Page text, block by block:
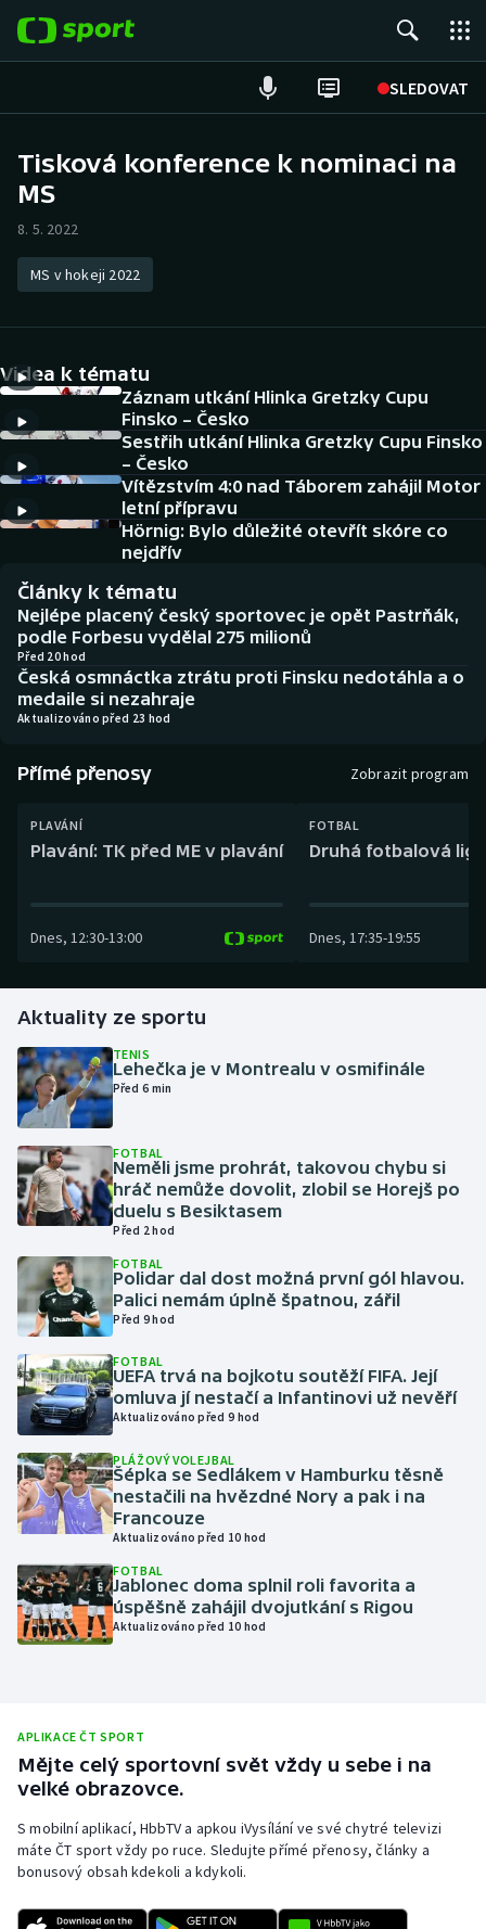
SLEDOVAT
Hokej
Atletika
DALŠÍ SPORTY
Americký fotbal
Baseball a softbal
Biatlon
Boby a skeleton
Box
Curling
Dostihy
Gymnastika
Házená
Jezdectví
Judo
Krasobruslení
Lezení
Lyže a snowboard
Moderní pětiboj
Motorsport
Olympijské hry
Parasport
Plavání
Plážový volejbal
Short track
Sportovní střelba
NEPŘEHLÉDNĚTE
Historické návraty
Aplikace ČT sport
AZ kvíz
Tisková konference k nominaci na
MS
8. 5. 2022
MS v hokeji 2022
Videa k tématu
Záznam utkání Hlinka Gretzky Cupu
Finsko – Česko
Sestřih utkání Hlinka Gretzky Cupu Finsko
– Česko
Vítězstvím 4:0 nad Táborem zahájil Motor
letní přípravu
Hörnig: Bylo důležité otevřít skóre co
nejdřív
Články k tématu
Nejlépe placený český sportovec je opět Pastrňák,
podle Forbesu vydělal 275 milionů
Před 20 hod
Česká osmnáctka ztrátu proti Finsku nedotáhla a o
medaile si nezahraje
Aktualizováno před 23 hod
Přímé přenosy Zobrazit program
PLAVÁNÍ
Plavání: TK před ME v plavání
Dnes, 12:30-13:00
FOTBAL
Druhá fotbalová
Dnes, 17:35-19:55
Aktuality ze sportu
TENIS
Lehečka je v Montrealu v osmifinále
Před 6 min
FOTBAL
Neměli jsme prohrát, takovou chybu si
hráč nemůže dovolit, zlobil se Horejš po
duelu s Besiktasem
Před 2 hod
FOTBAL
Polidar dal dost možná první gól hlavou.
Palici nemám úplně špatnou, zářil
Před 9 hod
FOTBAL
UEFA trvá na bojkotu soutěží FIFA. Její
omluva jí nestačí a Infantinovi už nevěří
Aktualizováno před 9 hod
PLÁŽOVÝ VOLEJBAL
Šépka se Sedlákem v Hamburku těsně
nestačili na hvězdné Nory a pak i na
Francouze
Aktualizováno před 10 hod
FOTBAL
Jablonec doma splnil roli favorita a
úspěšně zahájil dvojutkání s Rigou
Aktualizováno před 10 hod
APLIKACE ČT SPORT
Mějte celý sportovní svět vždy u sebe i na
velké obrazovce.
S mobilní aplikací, HbbTV a apkou iVysílání ve své chytré televizi
máte ČT sport vždy po ruce. Sledujte přímé přenosy, články a
bonusový obsah kdekoli a kdykoli.